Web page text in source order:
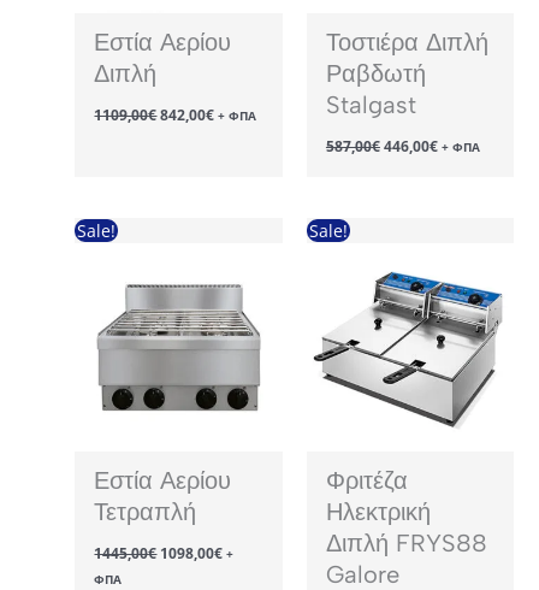
Εστία Αερίου
Διπλή
1109,00€Original
price
842,00€Η+ ΦΠΑ
Τοστιέρα Διπλή
Ραβδωτή
Stalgast
587,00€ Original
price
446,00€Η+ ΦΠΑ
Sale!
Εστία Αερίου
Τετραπλή
1445,00€ Original
price
1098,00€Η+
ΦΠΑ
Sale!
Φριτέζα
Ηλεκτρική
Διπλή FRYS88
Galore